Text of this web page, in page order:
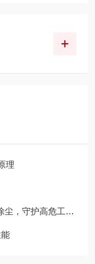
理
守护高危工况安全